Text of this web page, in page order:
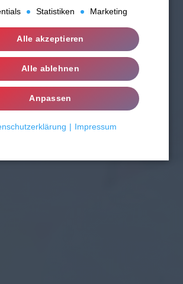
Statistiken Marketing
Alle akzeptieren
Alle ablehnen
Anpassen
Impressum